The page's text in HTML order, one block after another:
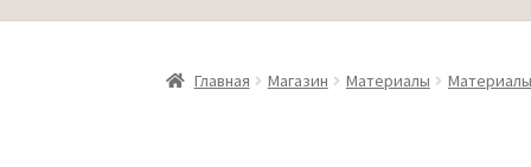
Главная Магазин Материалы